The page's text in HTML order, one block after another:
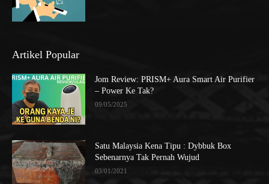
Artikel Popular
Jom Review: PRISM+ Aura Smart Air Purifier
– Power Ke Tak?
09/05/2025
Satu Malaysia Kena Tipu : Dybbuk Box
Sebenarnya Tak Pernah Wujud
03/01/2021